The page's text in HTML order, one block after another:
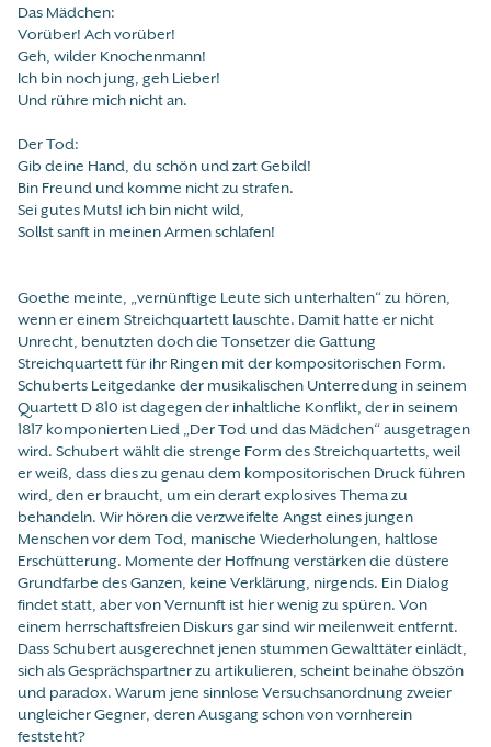
Das Mädchen:
Vorüber! Ach vorüber!
Geh, wilder Knochenmann!
Ich bin noch jung, geh Lieber!
Und rühre mich nicht an.
Der Tod:
Gib deine Hand, du schön und zart Gebild!
Bin Freund und komme nicht zu strafen.
Sei gutes Muts! ich bin nicht wild,
Sollst sanft in meinen Armen schlafen!
Goethe meinte, „vernünftige Leute sich unterhalten“ zu hören,
wenn er einem Streichquartett lauschte. Damit hatte er nicht
Unrecht, benutzten doch die Tonsetzer die Gattung
Streichquartett für ihr Ringen mit der kompositorischen Form.
Schuberts Leitgedanke der musikalischen Unterredung in seinem
Quartett D 810 ist dagegen der inhaltliche Konflikt, der in seinem
1817 komponierten Lied „Der Tod und das Mädchen“ ausgetragen
wird. Schubert wählt die strenge Form des Streichquartetts, weil
er weiß, dass dies zu genau dem kompositorischen Druck führen
wird, den er braucht, um ein derart explosives Thema zu
behandeln. Wir hören die verzweifelte Angst eines jungen
Menschen vor dem Tod, manische Wiederholungen, haltlose
Erschütterung. Momente der Hoffnung verstärken die düstere
Grundfarbe des Ganzen, keine Verklärung, nirgends. Ein Dialog
findet statt, aber von Vernunft ist hier wenig zu spüren. Von
einem herrschaftsfreien Diskurs gar sind wir meilenweit entfernt.
Dass Schubert ausgerechnet jenen stummen Gewalttäter einlädt,
sich als Gesprächspartner zu artikulieren, scheint beinahe öbszön
und paradox. Warum jene sinnlose Versuchsanordnung zweier
ungleicher Gegner, deren Ausgang schon von vornherein
feststeht?